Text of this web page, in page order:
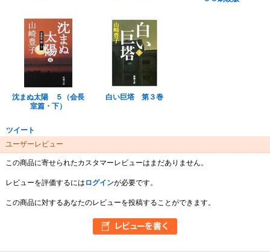
沈まぬ太陽 ５（会長
室篇・下）
白い巨塔 第３巻
ツイート
ユーザーレビュー
この商品に寄せられたカスタマーレビューはまだありません。
レビューを評価するには ログインが必要です。
この商品に対するあなたのレビューを投稿することができます。